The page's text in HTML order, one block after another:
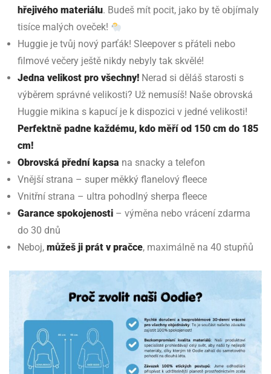
hřejivého materiálu. Budeš mít pocit, jako by tě objímaly
tisíce malých oveček!
Huggie je tvůj nový parťák! Sleepover s přáteli nebo
filmové večery ještě nikdy nebyly tak skvělé!
Jedna velikost pro všechny! Nerad si děláš starosti s
výběrem správné velikosti? Už nemusíš! Naše obrovská
Huggie mikina s kapucí je k dispozici v jedné velikosti!
Perfektně padne každému, kdo měří od 150 cm do 185
cm!
Obrovská přední kapsa na snacky a telefon
Vnější strana – super měkký flanelový fleece
Vnitřní strana – ultra pohodlný sherpa fleece
Garance spokojenosti – výměna nebo vrácení zdarma
do 30 dnů
Neboj, můžeš ji prát v pračce, maximálně na 40 stupňů